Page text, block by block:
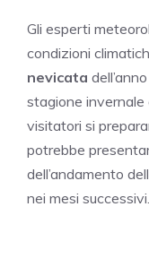
Gli esperti
condizioni
nevicata
stagione invernale
visitatori si
potrebbe
dell’andamento
nei mesi successivi.